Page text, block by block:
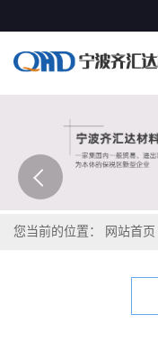
您当前的位置： 网站首页